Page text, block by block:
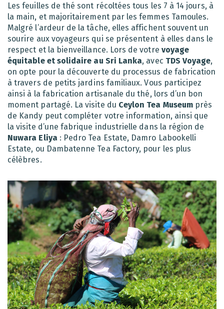
Les feuilles de thé sont récoltées tous les 7 à 14 jours, à
la main, et majoritairement par les femmes Tamoules.
Malgré l’ardeur de la tâche, elles affichent souvent un
sourire aux voyageurs qui se présentent à elles dans le
respect et la bienveillance. Lors de votre voyage
équitable et solidaire au Sri Lanka, avec TDS Voyage,
on opte pour la découverte du processus de fabrication
à travers de petits jardins familiaux. Vous participez
ainsi à la fabrication artisanale du thé, lors d’un bon
moment partagé. La visite du Ceylon Tea Museumprès
de Kandy peut compléter votre information, ainsi que
la visite d’une fabrique industrielle dans la région de
Nuwara Eliya : Pedro Tea Estate, Damro Labookelli
Estate, ou Dambatenne Tea Factory, pour les plus
célèbres.